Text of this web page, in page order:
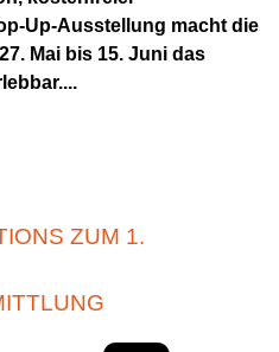
Up-Ausstellung macht die
Mai bis 15. Juni das
ZUM 1.